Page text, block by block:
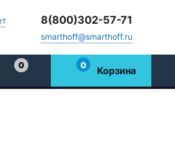
8(800)302-57-71
smarthoff@smarthoff.ru
0
0 Корзина